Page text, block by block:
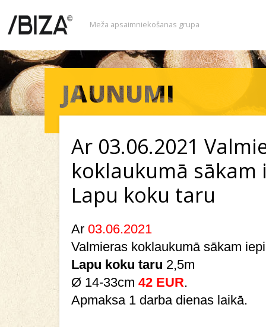
Meža apsaimniekošanas grupa
Ar 03.06.2021
koklaukumā sākam
Lapu koku taru
Ar 03.06.2021
Valmieras koklaukumā sākam
Lapu koku taru 2,5m
Ø 14-33cm 42 EUR.
Apmaksa 1 darba dienas laikā.